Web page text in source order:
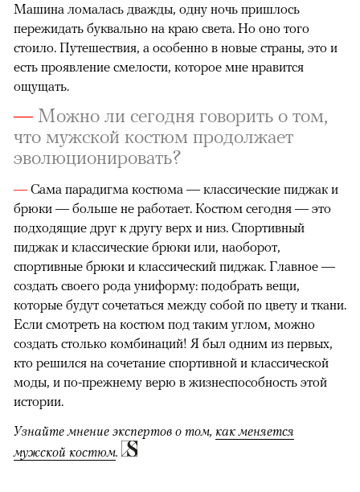
Машина ломалась дважды, одну ночь пришлось
пережидать буквально на краю света. Но оно того
стоило. Путешествия, а особенно в новые страны, это и
есть проявление смелости, которое мне нравится
ощущать.
—Можно ли сегодня говорить о том,
что мужской костюм продолжает
эволюционировать?
— Сама парадигма костюма — классические пиджак и
брюки — больше не работает. Костюм сегодня — это
подходящие друг к другу верх и низ. Спортивный
пиджак и классические брюки или, наоборот,
спортивные брюки и классический пиджак. Главное —
создать своего рода униформу: подобрать вещи,
которые будут сочетаться между собой по цвету и ткани.
Если смотреть на костюм под таким углом, можно
создать столько комбинаций! Я был одним из первых,
кто решился на сочетание спортивной и классической
моды, и по-прежнему верю в жизнеспособность этой
истории.
Узнайте мнение экспертов о том, как меняется
мужской костюм.